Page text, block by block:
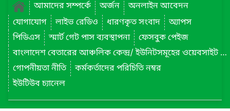
আমাদের সম্পর্কে
অর্জন
অনলাইন আবেদন
যোগাযোগ
লাইভ রেডিও ধারণকৃত সংবাদ
অ্যাপস
পিডিএস
স্মার্ট গেট পাস ব্যবস্থাপনা
ফেসবুক পেইজ
বাংলাদেশ বেতারের আঞ্চলিক কেন্দ্র/ ইউনিটসমূহের ওয়েবসাইট লিংক
গোপনীয়তা নীতি
কর্মকর্তাদের পরিচিতি নম্বর
ইউটিউব চ্যানেল